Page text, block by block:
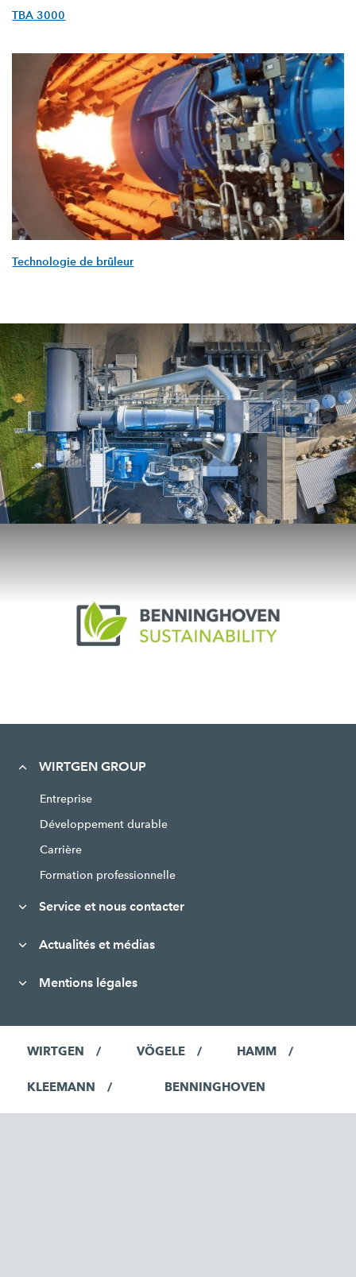
TBA 3000
Technologie de brûleur
WIRTGEN GROUP
Entreprise
Développement durable
Carrière
Formation professionnelle
Service et nous contacter
Actualités et médias
Mentions légales
WIRTGEN VÖGELE HAMM
KLEEMANN BENNINGHOVEN